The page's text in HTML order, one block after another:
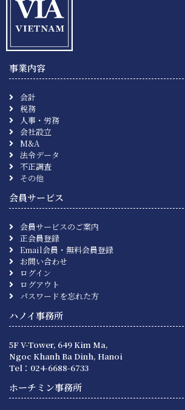
事業内容
会計
税務
人事・労務
会社設立
M&A
法令データ
不正調査
その他
会員サービス
会員サービスのご案内
正会員登録
Email会員・無料会員登録
お問い合わせ
ログイン
ログアウト
パスワードを忘れた方
ハノイ事務所
5F V-Tower, 649 Kim Ma,
Ngoc Khanh Ba Dinh, Hanoi
Tel：024-6688-6733
ホーチミン事務所